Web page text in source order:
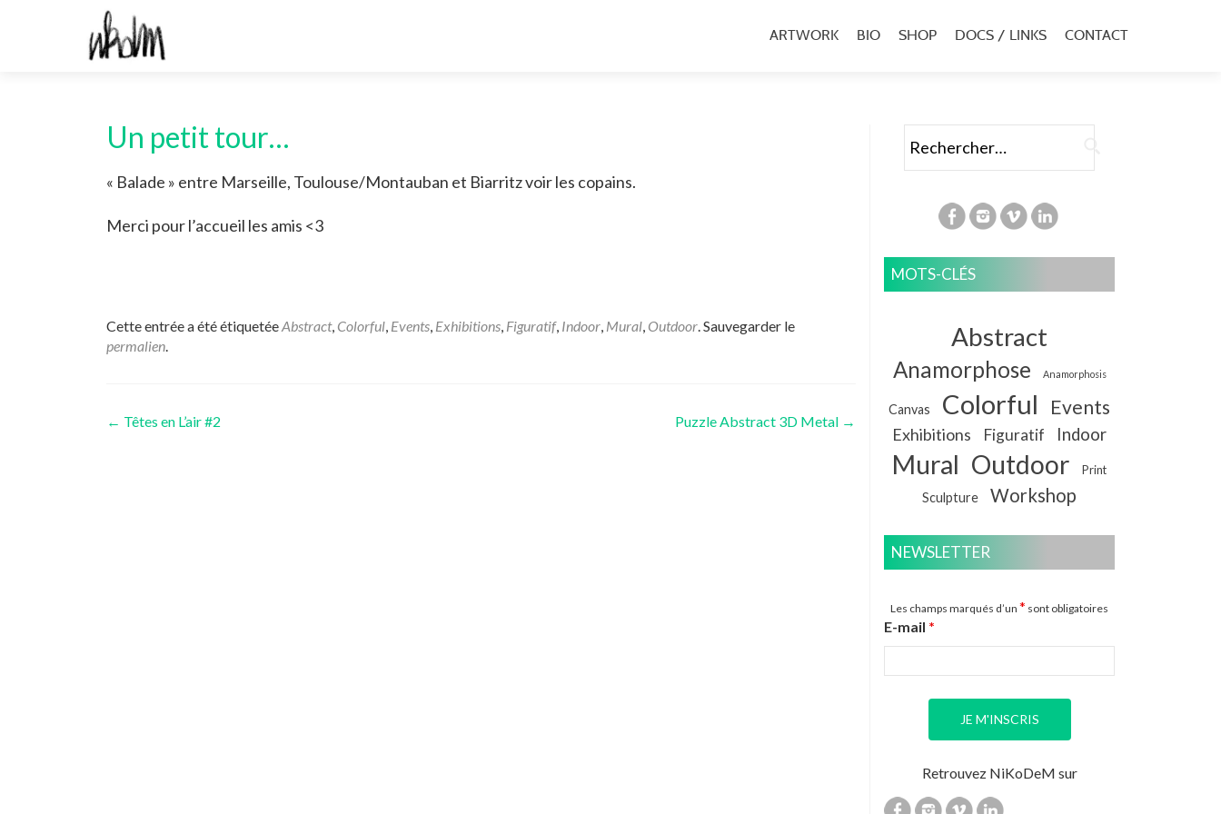
au
ARTWORK BIO SHOP DOCS / LINKS CONTACT
Un petit tour…
« Balade » entre Marseille, Toulouse/Montauban et Biarritz voir les copains.
Merci pour l’accueil les amis <3
Cette entrée a été étiquetéeAbstract, Colorful, Events, Exhibitions, Figuratif, Indoor, Mural, Outdoor. Sauvegarder le
permalien.
Navigation
← Têtes en L’air #2 Puzzle Abstract 3D Metal →
MOTS-CLÉS
Abstract
Anamorphose Anamorphosis
Canvas Colorful Events
Exhibitions Figuratif Indoor
Mural Outdoor Print
Sculpture Workshop
NEWSLETTER
Les champs marqués d’un * sont obligatoires
E-mail *
Retrouvez NiKoDeM sur